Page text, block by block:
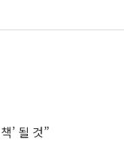
’ 될 것”